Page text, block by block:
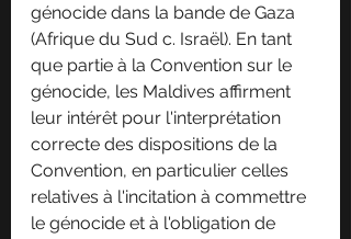
génocide dans la bande de Gaza
(Afrique du Sud c. Israël). En tant
que partie à la Convention sur le
génocide, les Maldives affirment
leur intérêt pour l'interprétation
correcte des dispositions de la
Convention, en particulier celles
relatives à l'incitation à commettre
le génocide et à l'obligation de